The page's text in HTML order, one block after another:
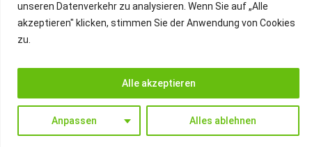
unseren Datenverkehr zu analysieren. Wenn Sie auf „Alle
akzeptieren" klicken, stimmen Sie der Anwendung von Cookies
zu.
Anpassen Alles ablehnen
Alle akzeptieren
IMPRESSUM
DATENSCHUTZ
INSTAGRAM